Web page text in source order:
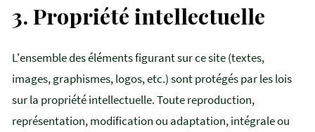
3.Propriété intellectuelle
L'ensemble des éléments figurant sur ce site (textes,
images, graphismes, logos, etc.) sont protégés par les lois
sur la propriété intellectuelle. Toute reproduction,
représentation, modification ou adaptation, intégrale ou